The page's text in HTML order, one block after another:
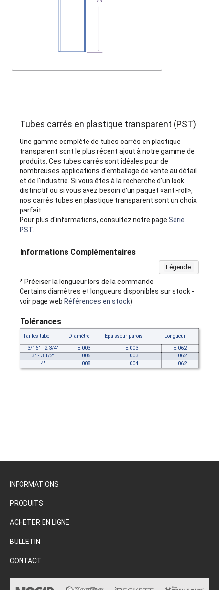
Tubes carrés en plastique transparent (PST)
Une gamme complète de tubes carrés en plastique
transparent sont le plus récent ajout à notre gamme de
produits. Ces tubes carrés sont idéales pour de
nombreuses applications d'emballage de vente au détail
et de l'industrie. Si vous êtes à la recherche d'un look
distinctif ou si vous avez besoin d'un paquet «anti-roll»,
nos carrés tubes en plastique transparent sont un choix
parfait.
Pour plus d'informations, consultez notre pageSérie
PST
Informations Complémentaires
Légende:
* Préciser la longueur lors de la commande
Certains diamètres et longueurs disponibles sur stock -
voir page web Références en stock)
Tolérances
Tailles tube Diamètre Epaisseur parois
Longueur
3/16" - 2 3/4"
±.003 ±.003
±.062
3" - 3 1/2"
±.005 ±.003
±.062
4"
±.008 ±.004 ±.062
INFORMATIONS
PRODUITS
ACHETER EN LIGNE
BULLETIN
CONTACT